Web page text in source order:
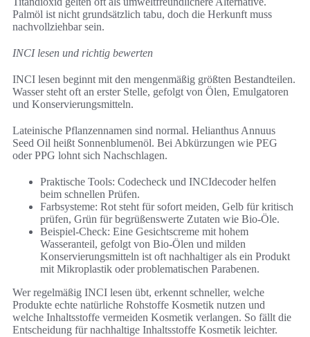
Palmöl ist nicht grundsätzlich tabu, doch die Herkunft muss
nachvollziehbar sein.
INCI lesen und richtig bewerten
INCI lesen beginnt mit den mengenmäßig größten Bestandteilen.
Wasser steht oft an erster Stelle, gefolgt von Ölen, Emulgatoren
und Konservierungsmitteln.
Lateinische Pflanzennamen sind normal. Helianthus Annuus
Seed Oil heißt Sonnenblumenöl. Bei Abkürzungen wie PEG
oder PPG lohnt sich Nachschlagen.
Praktische Tools: Codecheck und INCIdecoder helfen
beim schnellen Prüfen.
Farbsysteme: Rot steht für sofort meiden, Gelb für kritisch
prüfen, Grün für begrüßenswerte Zutaten wie Bio-Öle.
Beispiel-Check: Eine Gesichtscreme mit hohem
Wasseranteil, gefolgt von Bio-Ölen und milden
Konservierungsmitteln ist oft nachhaltiger als ein Produkt
mit Mikroplastik oder problematischen Parabenen.
Wer regelmäßig INCI lesen übt, erkennt schneller, welche
Produkte echte natürliche Rohstoffe Kosmetik nutzen und
welche Inhaltsstoffe vermeiden Kosmetik verlangen. So fällt die
Entscheidung für nachhaltige Inhaltsstoffe Kosmetik leichter.